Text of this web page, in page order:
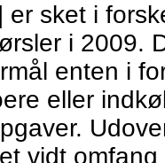
er sket i
i 2009.
enten i
eller
vidt